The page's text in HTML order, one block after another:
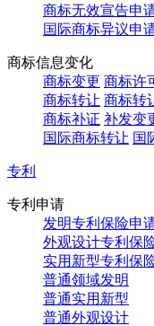
商标无效宣告申
国际商标异议申
商标信息变化
商标变更 商标许
商标转让 商标转
商标补证 补发变
国际商标转让 国
专利
专利申请
发明专利保险申
外观设计专利保
实用新型专利保
普通领域发明
普通实用新型
普通外观设计